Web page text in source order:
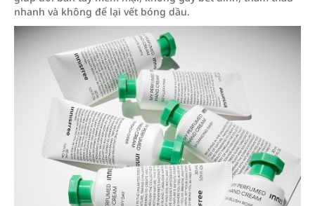
nhanh và không để lại vết bóng dầu.